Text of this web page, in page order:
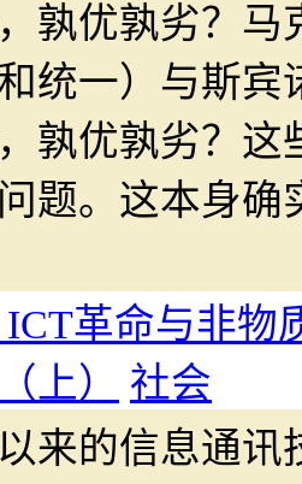
孰优孰劣？
统一）与斯
孰优孰劣？
题。这本身
革命与非物
上）
社会
来的信息通